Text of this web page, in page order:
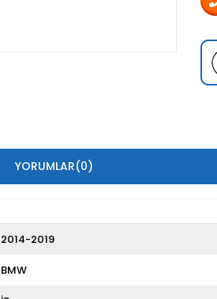
YORUMLAR(0)
2014-2019
BMW